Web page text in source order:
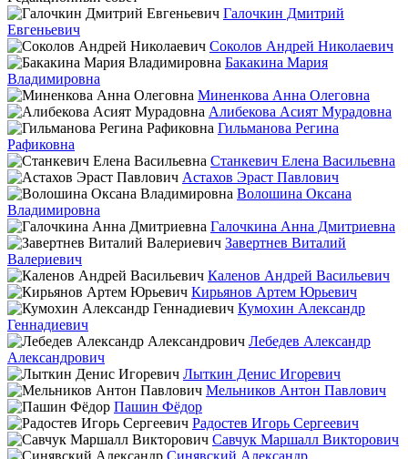
Галочкин Дмитрий
Евгеньевич
Соколов Андрей Николаевич
Бакакина Мария
Владимировна
Миненкова Анна Олеговна
Алибекова Асият Мурадовна
Гильманова Регина
Рафиковна
Станкевич Елена Васильевна
Астахов Эраст Павлович
Волошина Оксана
Владимировна
Галочкина Анна Дмитриевна
Завертнев Виталий
Валериевич
Каленов Андрей Васильевич
Кирьянов Артем Юрьевич
Кумохин Александр
Геннадиевич
Лебедев Александр
Александрович
Лыткин Денис Игоревич
Мельников Антон Павлович
Пашин Фёдор
Радостев Игорь Сергеевич
Савчук Маршалл Викторович
Синявский Александр